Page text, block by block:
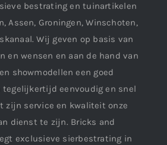
bestrating en tuinartikelen
Assen, Groningen, Winschoten,
Wij geven op basis van
en wensen en aan de hand van
showmodellen een goed
tegelijkertijd eenvoudig en snel
zijn service en kwaliteit onze
dienst te zijn. Bricks and
exclusieve sierbestrating in